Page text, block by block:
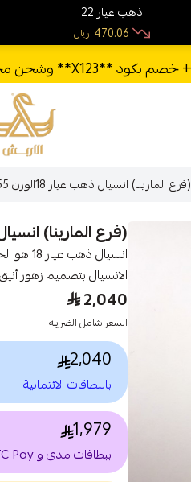
الأربش
(فرع المارينا) انسيال ذهب عيار 18الوزن 2.55 جرام
(فرع المارينا) انسيال ذهب
الانسيال بتصميم زهور
2,040
السعر شامل الضريبه
2,040
بالبطاقات الائتمانية
1,979
ببطاقات مدى و STC Pay
22 ذهب عيار
ريال 470.06